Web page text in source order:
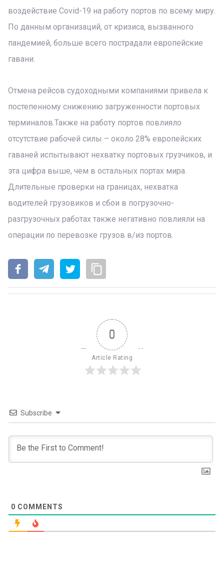
воздействие Covid-19 на работу портов по всему миру.
По данным организаций, от кризиса, вызванного
пандемией, больше всего пострадали европейские
гавани.
Отмена рейсов судоходными компаниями привела к
постепенному снижению загруженности портовых
терминалов.Также на работу портов повлияло
отсутствие рабочей силы – около 28% европейских
гаваней испытывают нехватку портовых грузчиков, и
эта цифра выше, чем в остальных портах мира.
Длительные проверки на границах, нехватка
водителей грузовиков и сбои в погрузочно-
разгрузочных работах также негативно повлияли на
операции по перевозке грузов в/из портов.
0
Article Rating
Subscribe
0 COMMENTS